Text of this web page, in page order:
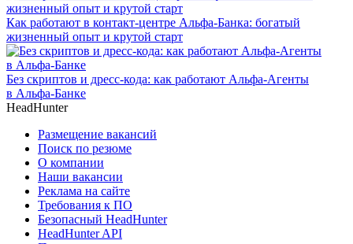
Как работают в контакт-центре Альфа-Банка: богатый
жизненный опыт и крутой старт
Без скриптов и дресс-кода: как работают Альфа-Агенты
в Альфа-Банке
HeadHunter
Размещение вакансий
Поиск по резюме
О компании
Наши вакансии
Реклама на сайте
Требования к ПО
Безопасный HeadHunter
HeadHunter API